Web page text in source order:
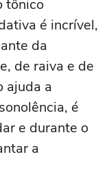
tônico
é incrível,
da
de raiva e de
ajuda a
é
e durante o
a